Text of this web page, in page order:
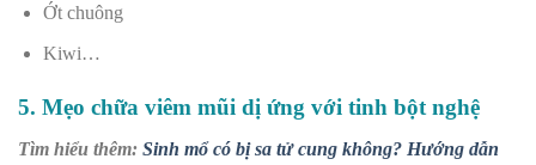
Ớt chuông
Kiwi…
5. Mẹo chữa viêm mũi dị ứng với tinh bột nghệ
Tìm hiểu thêm: Sinh mổ có bị sa tử cung không? Hướng dẫn